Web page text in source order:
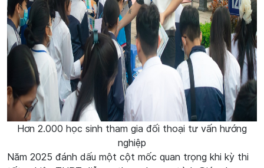
Hơn 2.000 học sinh tham gia đối thoại tư vấn hướng
nghiệp
Năm 2025 đánh dấu một cột mốc quan trọng khi kỳ thi